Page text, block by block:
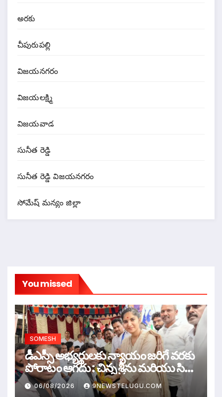
అరకు
చీపురుపల్లి
విజయనగరం
విజయలక్ష్మి
విజయవాడ
సునీత రెడ్డి
సునీత రెడ్డి విజయనగరం
సోమేష్ మన్యం జిల్లా
You missed
SOMESH
డీఎస్సీ అభ్యర్థులకు న్యాయం జరిగే వరకు
పోరాటం ఆగదు : చిన్న శ్రీను మరియు సిరి
సహస్ర
06/08/2026 9NEWSTELUGU.COM